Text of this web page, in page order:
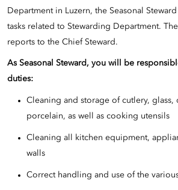
Department in Luzern, the Seasonal
tasks related to Stewarding Department.
reports to the Chief Steward.
As Seasonal Steward, you will be
duties:
Cleaning and storage of cutlery, glass,
porcelain, as well as cooking utensils
Cleaning all kitchen equipment,
walls
Correct handling and use of the